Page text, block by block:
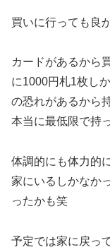
買いに行っても良
カードがあるから
に1000円札1枚し
の恐れがあるから
本当に最低限で持
体調的にも体力的
家にいるしかなか
ったかも笑
予定では家に戻っ